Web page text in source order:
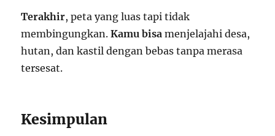
Terakhir, peta yang luas tapi tidak
membingungkan.Kamu bisa menjelajahi desa,
hutan, dan kastil dengan bebas tanpa merasa
tersesat.
Kesimpulan